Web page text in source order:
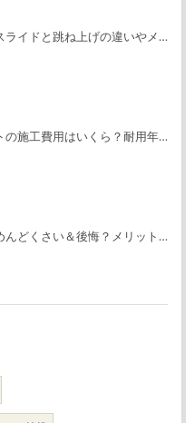
カーゲートのスライドと跳ね上げの違いやメリットデメリットを解説！
電動カーゲートの施工費用はいくら？耐用年数や注意点を解説！
カーゲートはめんどくさい＆後悔？メリット・デメリットを解説！